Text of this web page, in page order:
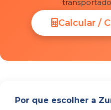
Calcular /
Por que escolher a